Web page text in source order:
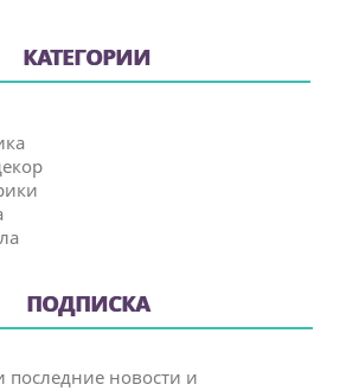
КАТЕГОРИИ
ПОДПИСКА
новости и